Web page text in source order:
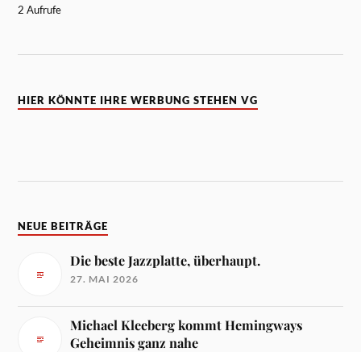
2 Aufrufe
HIER KÖNNTE IHRE WERBUNG STEHEN VG
NEUE BEITRÄGE
Die beste Jazzplatte, überhaupt.
27. MAI 2026
Michael Kleeberg kommt Hemingways
Geheimnis ganz nahe